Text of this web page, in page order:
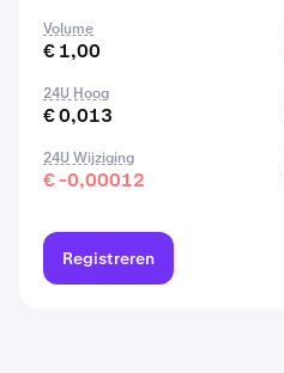
Volume
€ 1,00
24U Hoog
€ 0,013
24U Wijziging
€ -0,00012
Registreren